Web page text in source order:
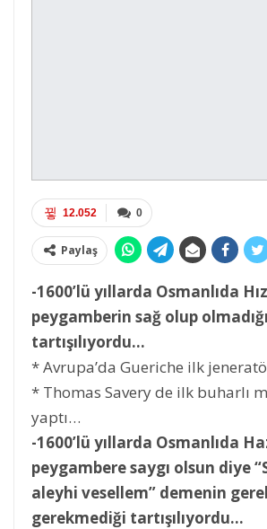
0
12.052
Paylaş
-1600’lü yıllarda Osmanlıda
peygamberin sağ olup olmadığı
tartışılıyordu…
* Avrupa’da Gueriche ilk
* Thomas Savery de ilk buharlı
yaptı…
-1600’lü yıllarda Osmanlıda
peygambere saygı olsun diye
aleyhi vesellem” demenin
gerekmediği tartışılıyordu…